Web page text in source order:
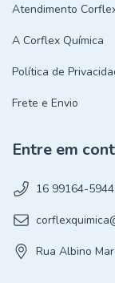
Atendimento
A Corflex Química
Política de
Frete e Envio
Entre em
16 99164-5944
Rua Albino